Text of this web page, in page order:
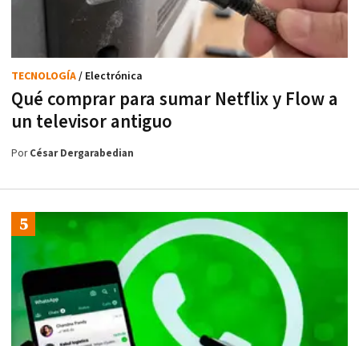
Qué comprar para sumar Netflix y Flow a
un televisor antiguo
TECNOLOGÍA/ Electrónica
PorCésar Dergarabedian